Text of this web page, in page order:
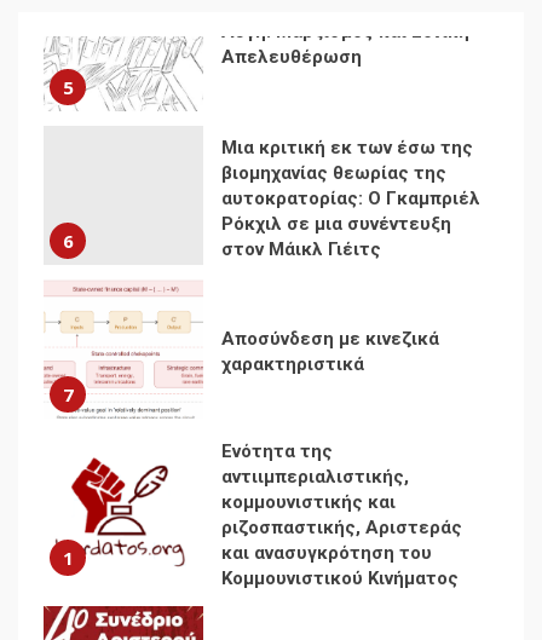
5
Αυγή: Μαρξισμός και Εθνική
Απελευθέρωση
6
Μια κριτική εκ των έσω της
βιομηχανίας θεωρίας της
αυτοκρατορίας: Ο Γκαμπριέλ
Ρόκχιλ σε μια συνέντευξη
στον Μάικλ Γιέιτς
7
Αποσύνδεση με κινεζικά
χαρακτηριστικά
1
Ενότητα της
αντιιμπεριαλιστικής,
κομμουνιστικής και
ριζοσπαστικής, Αριστεράς
και ανασυγκρότηση του
Κομμουνιστικού Κινήματος